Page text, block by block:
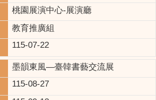
桃園展演中心-展演廳
教育推廣組
115-07-22
墨韻東風—臺韓書藝交流展
115-08-27